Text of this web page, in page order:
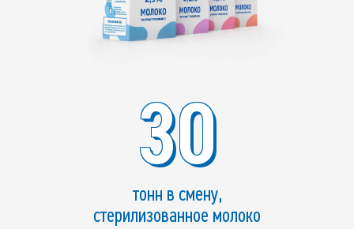
30
тонн в смену,
стерилизованное молоко